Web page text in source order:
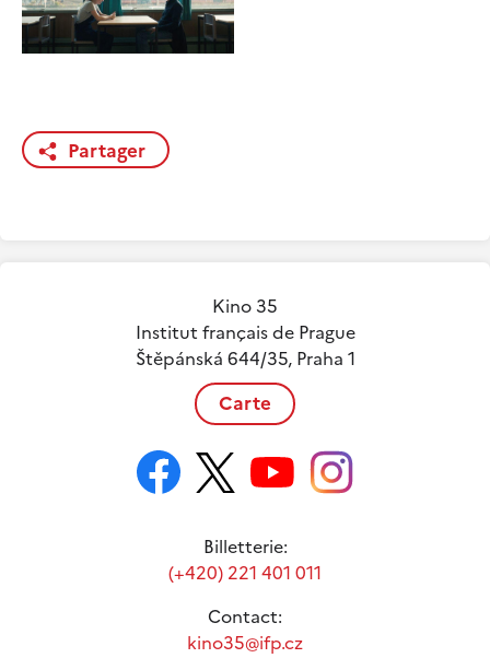
Partager
Kino 35
Institut français de Prague
Štěpánská 644/35, Praha 1
Carte
Billetterie:
(+420) 221 401 011
Contact:
kino35@ifp.cz